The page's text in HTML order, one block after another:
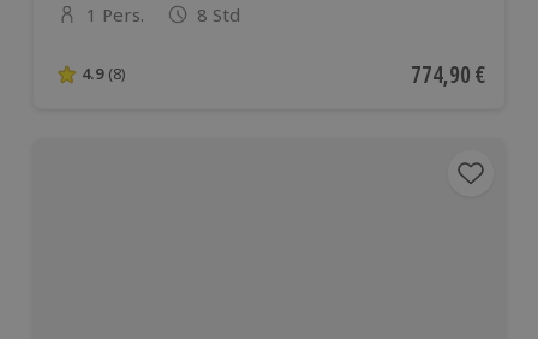
Anzahl der Teilnehmer
1 Pers. 8 Std
4.9 von 5 Sternen basierend auf 8 Bewertungen
4.9 (8) Aktueller Preis
774,90 €